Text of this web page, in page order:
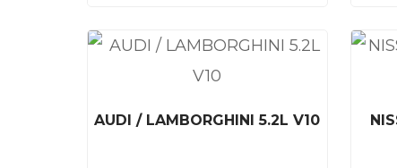
AUDI / LAMBORGHINI 5.2L V10